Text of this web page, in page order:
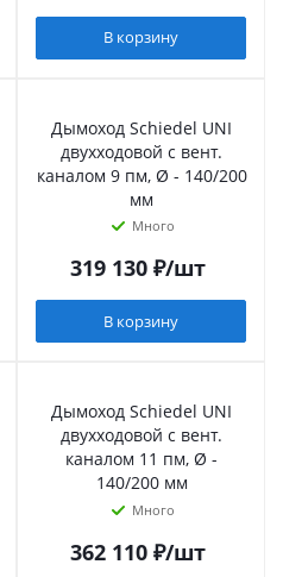
В корзину
Дымоход Schiedel UNI
двухходовой с вент.
каналом 9 пм, Ø - 140/200
мм
Много
319 130₽/шт
В корзину
Дымоход Schiedel UNI
двухходовой с вент.
каналом 11 пм, Ø -
140/200 мм
Много
362 110₽/шт